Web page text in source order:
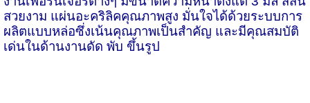
สวยงาม แผ่นอะคริลิคคุณภาพสูง มั่นใจได้ด้วยระบบการ
ผลิตแบบหล่อซึ่งเน้นคุณภาพเป็นสำคัญ และมีคุณสมบัติ
เด่นในด้านงานดัด พับ ขึ้นรูป